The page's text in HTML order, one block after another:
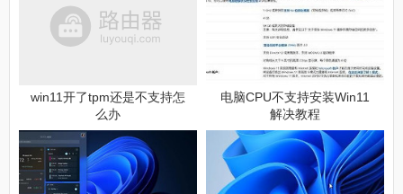
win11开了tpm还是不支持怎
么办
电脑CPU不支持安装Win11
解决教程